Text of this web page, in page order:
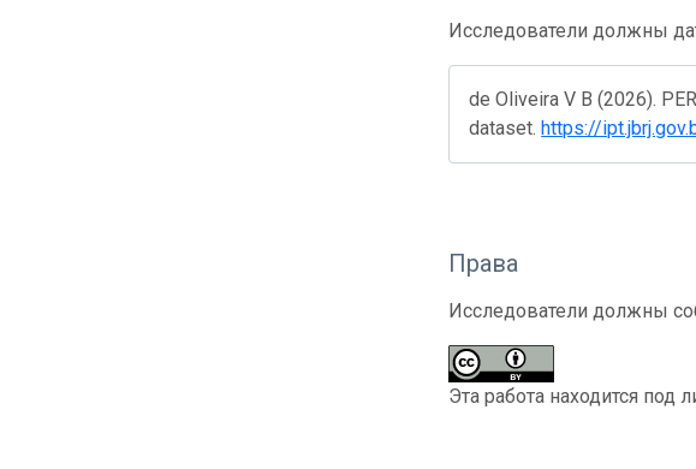
Исследователи должны
de Oliveira V B (2026).
dataset. https://
Права
Исследователи должны
Эта работа находится под